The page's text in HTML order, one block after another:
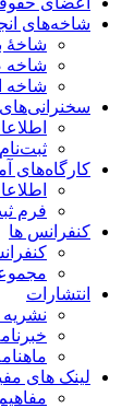
شاخه‌های
شاخۀ
شاخه
شاخه‌
سخنرانی‌های
کارگاه‌های
فرم
کنفرانس ها
انتشارات
نشریه IJOP
لینک های